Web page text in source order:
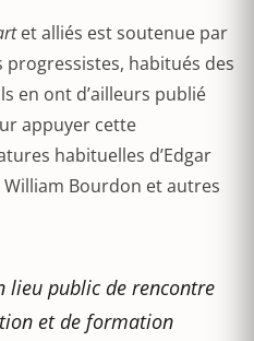
et alliés est soutenue par
habitués des
en ont d’ailleurs publié
appuyer cette
habituelles d’Edgar
Bourdon et autres
lieu public de rencontre
et de formation